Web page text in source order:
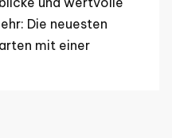
Die neuesten
mit einer